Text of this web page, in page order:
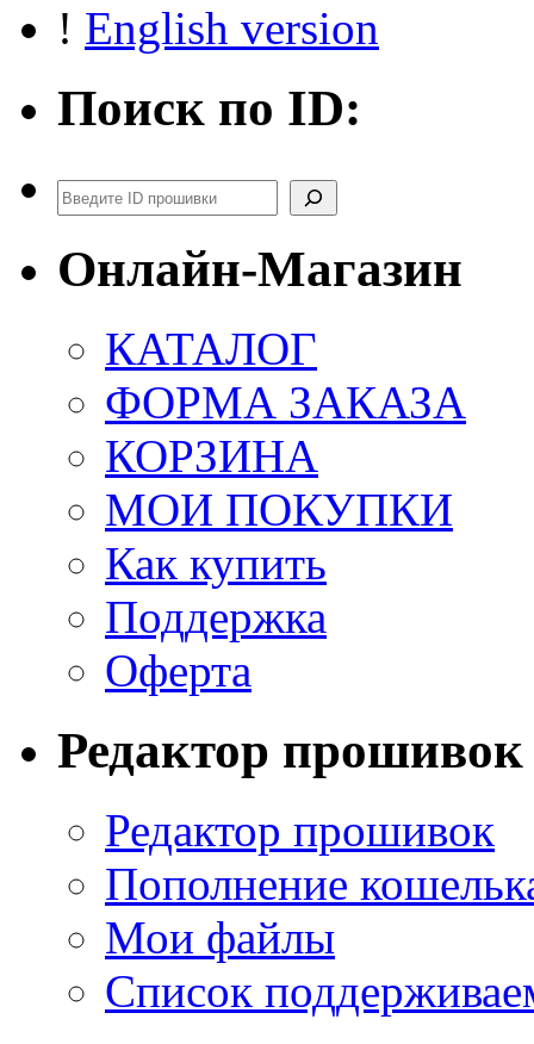
! English version
Поиск по ID:
Поиск
Онлайн-Магазин
КАТАЛОГ
ФОРМА ЗАКАЗА
КОРЗИНА
МОИ ПОКУПКИ
Как купить
Поддержка
Оферта
Редактор прошивок
Редактор прошивок
Пополнение
Мои файлы
Список